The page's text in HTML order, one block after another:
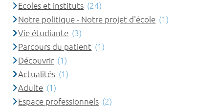
Ecoles et instituts (24)
Notre politique - Notre projet d'école (1)
Vie étudiante (3)
Parcours du patient (1)
Découvrir (1)
Actualités (1)
Adulte (1)
Espace professionnels (2)